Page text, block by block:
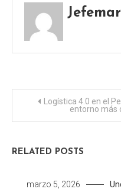
Navegación
entradas
Logística 4.0 en el
entorno más
RELATED POSTS
marzo 5, 2026